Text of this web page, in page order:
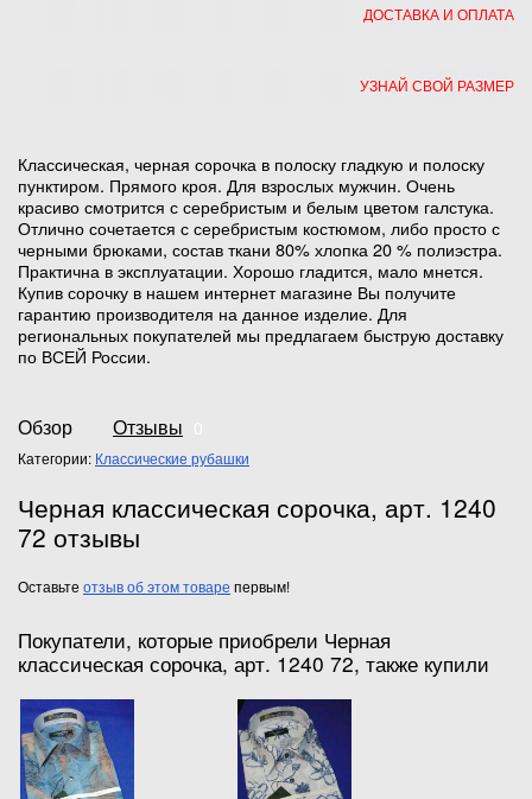
ДОСТАВКА И ОПЛАТА
УЗНАЙ СВОЙ РАЗМЕР
Классическая, черная сорочка в полоску гладкую и полоску
пунктиром. Прямого кроя. Для взрослых мужчин. Очень
красиво смотрится с серебристым и белым цветом галстука.
Отлично сочетается с серебристым костюмом, либо просто с
черными брюками, состав ткани 80% хлопка 20 % полиэстра.
Практична в эксплуатации. Хорошо гладится, мало мнется.
Купив сорочку в нашем интернет магазине Вы получите
гарантию производителя на данное изделие. Для
региональных покупателей мы предлагаем быструю доставку
по ВСЕЙ России.
Обзор Отзывы
Категории: Классические рубашки
Черная классическая сорочка, арт. 1240
72 отзывы
Оставьте отзыв об этом товаре первым!
Покупатели, которые приобрели Черная
классическая сорочка, арт. 1240 72, также купили